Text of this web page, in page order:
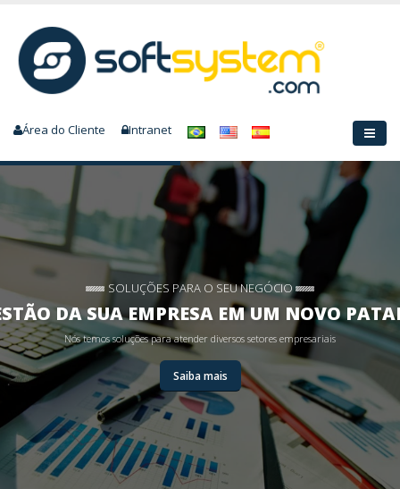
Área do Cliente Intranet
SOLUÇÕES PARA O SEU NEGÓCIO
DA SUA EMPRESA EM UM NOVO
Nós temos soluções para atender diversos setores empresariais
Saiba mais